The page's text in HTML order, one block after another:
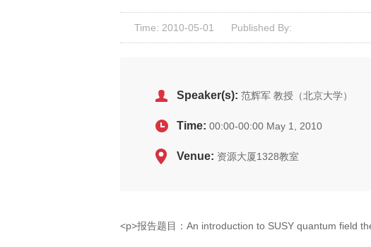
Time: 2010-05-01 Published By:
Speaker(s): 范辉军 教授（北京大学）
Time: 00:00-00:00 May 1, 2010
Venue: 资源大厦1328教室
<p>报告题目：An introduction to SUSY quantum field